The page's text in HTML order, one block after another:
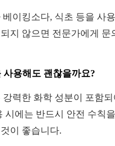
이킹소다, 식초 등을 사
지 않으면 전문가에게 문
용해도 괜찮을까요?
력한 화학 성분이 포함
시에는 반드시 안전 수칙
이 좋습니다.